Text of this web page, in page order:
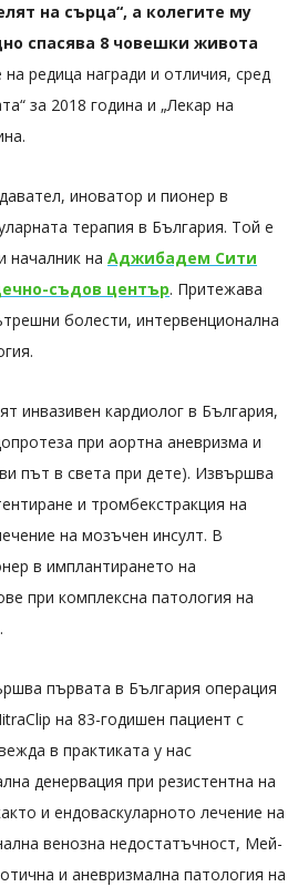
на сърца“, а колегите му
спасява 8 човешки живота
на редица награди и отличия, сред
за 2018 година и „Лекар на
иноватор и пионер в
терапия в България. Той е
началник на Аджибадем Сити
съдов център. Притежава
болести, интервенционална
инвазивен кардиолог в България,
при аортна аневризма и
път в света при дете). Извършва
и тромбекстракция на
на мозъчен инсулт. В
в имплантирането на
при комплексна патология на
първата в България операция
на 83-годишен пациент с
в практиката у нас
денервация при резистентна на
и ендоваскуларното лечение на
венозна недостатъчност, Мей-
и аневризмална патология на